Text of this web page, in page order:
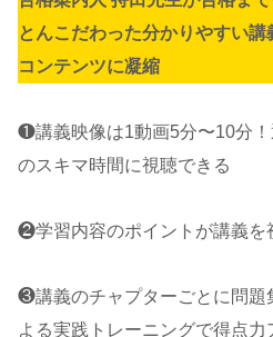
とんこだわった分かりやすい
コンテンツに凝縮
❶講義映像は1動画5分〜10分
のスキマ時間に視聴できる
❷学習内容のポイントが講義を
❸講義のチャプターごとに問題
よる実践トレーニングで得点⼒